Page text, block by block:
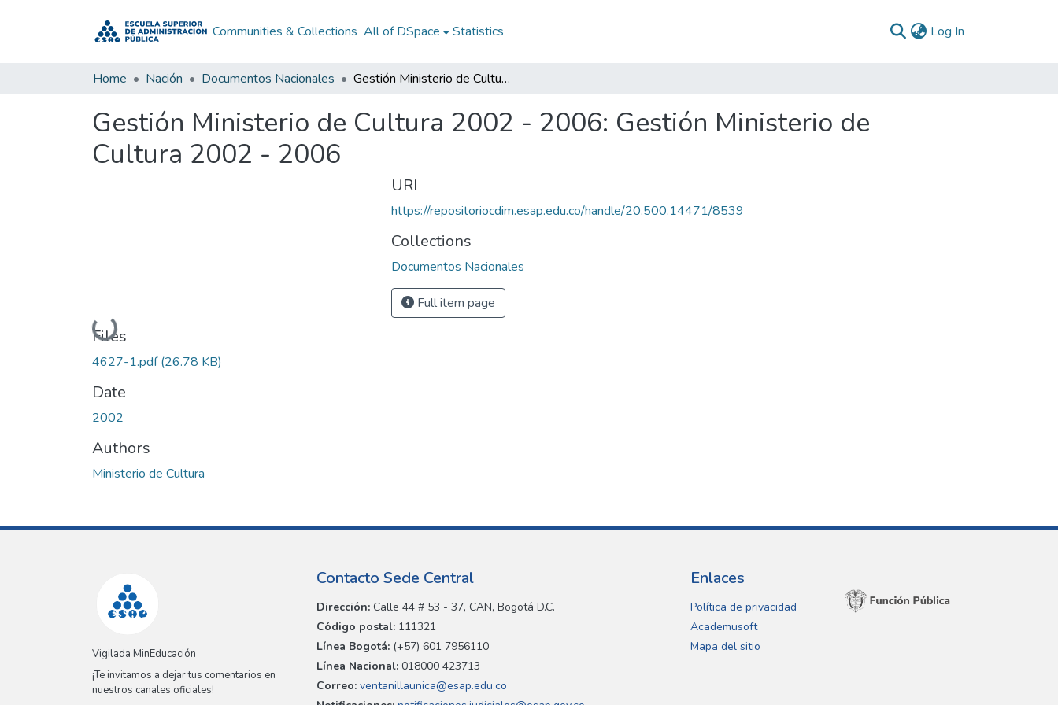
Communities & Collections All of DSpace Statistics Log In
Home Nación Documentos Nacionales Gestión Ministerio de Cultura 2002 - 2006: Gestión Ministerio de Cultura 2002 - 2006
Gestión Ministerio de Cultura 2002 - 2006: Gestión Ministerio de
Cultura 2002 - 2006
Loading...
Files
4627-1.pdf(26.78 KB)
Date
2002
Authors
Ministerio de Cultura
URI
https://repositoriocdim.esap.edu.co/handle/20.500.14471/8539
Collections
Documentos Nacionales
Full item page
Vigilada MinEducación
¡Te invitamos a dejar tus comentarios en
nuestros canales oficiales!
Contacto Sede Central
Dirección: Calle 44 # 53 - 37, CAN, Bogotá D.C.
Código postal: 111321
Línea Bogotá: (+57) 601 7956110
Línea Nacional: 018000 423713
Correo: ventanillaunica@esap.edu.co
Enlaces
Política de privacidad
Academusoft
Mapa del sitio